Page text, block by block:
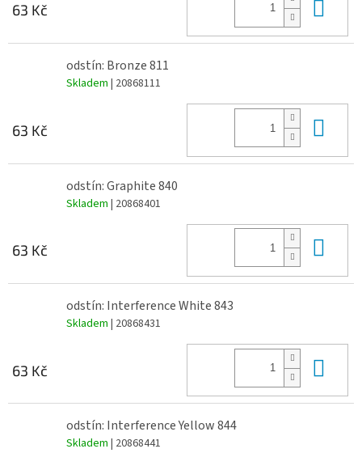
63 Kč
odstín: Bronze 811
Skladem | 20868111
63 Kč
odstín: Graphite 840
Skladem | 20868401
63 Kč
odstín: Interference White 843
Skladem | 20868431
63 Kč
odstín: Interference Yellow 844
Skladem | 20868441